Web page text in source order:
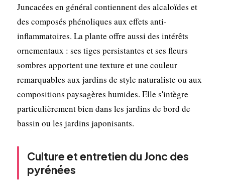
Juncacées en général contiennent des alcaloïdes et
des composés phénoliques aux effets anti-
inflammatoires. La plante offre aussi des intérêts
ornementaux : ses tiges persistantes et ses fleurs
sombres apportent une texture et une couleur
remarquables aux jardins de style naturaliste ou aux
compositions paysagères humides. Elle s'intègre
particulièrement bien dans les jardins de bord de
bassin ou les jardins japonisants.
Culture et entretien du Jonc des
pyrénées